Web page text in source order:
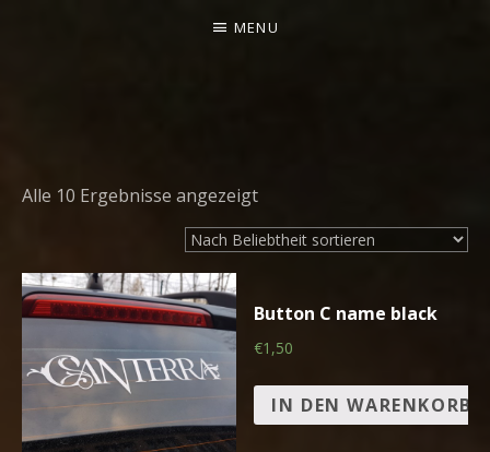
THE
MENU
Alle 10 Ergebnisse angezeigt
Button C name black
€1,50
IN DEN WARENKORB